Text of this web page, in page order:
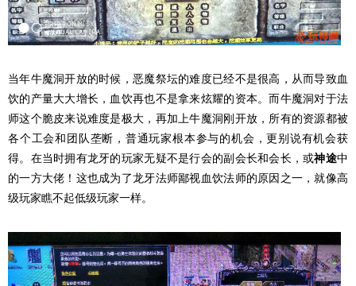
当年牛魔洞开放的时候，恶魔祭坛的难度已经不是很高，从而导致血
饮的产量大大增长，血饮再也不是拿来炫耀的资本。而牛魔洞对于法
师这个脆皮来说难度是极大，再加上牛魔洞刚开放，所有的资源都被
各个工会和团队垄断，普通玩家根本参与的机会，更别说有机会获
得。在当时拥有龙牙的玩家无疑不是行会的副会长和会长，或神途中
的一方大佬！这也成为了龙牙法师鄙视血饮法师的原因之一，就像高
级玩家瞧不起低级玩家一样。